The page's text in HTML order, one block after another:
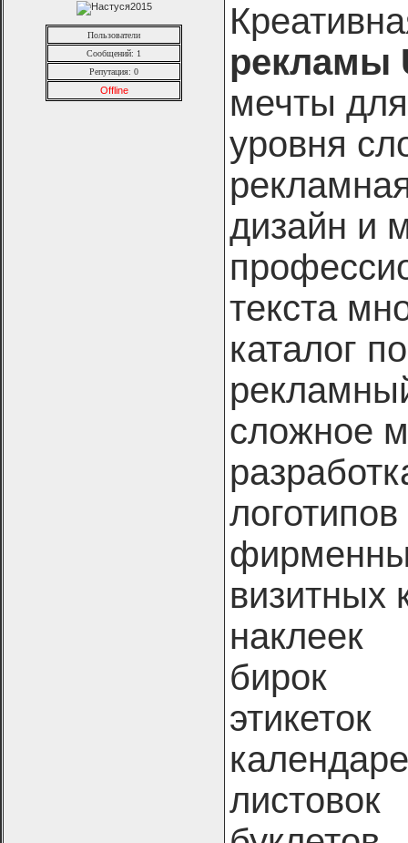
Пользователи
Сообщений: 1
Репутация: 0
Offline
рекламы
мечты
уровня
дизайн и
текста
каталог
сложное
логотипов
визитных
наклеек
бирок
этикеток
листовок